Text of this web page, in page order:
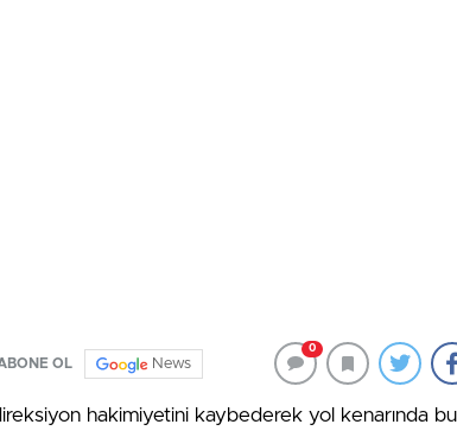
OL News
0
hakimiyetini kaybederek yol kenarında